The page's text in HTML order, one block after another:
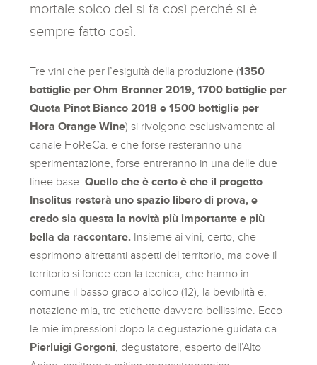
mortale solco del si fa così perché si è
sempre fatto così.
Tre vini che per l’esiguità della produzione (1350
bottiglie per Ohm Bronner 2019, 1700 bottiglie per
Quota Pinot Bianco 2018 e 1500 bottiglie per
Hora Orange Wine) si rivolgono esclusivamente al
canale HoReCa. e che forse resteranno una
sperimentazione, forse entreranno in una delle due
linee base.Quello che è certo è che il progetto
Insolitus resterà uno spazio libero di prova, e
credo sia questa la novità più importante e più
bella da raccontare. Insieme ai vini, certo, che
esprimono altrettanti aspetti del territorio, ma dove il
territorio si fonde con la tecnica, che hanno in
comune il basso grado alcolico (12), la bevibilità e,
notazione mia, tre etichette davvero bellissime. Ecco
le mie impressioni dopo la degustazione guidata da
Pierluigi Gorgoni , degustatore, esperto dell’Alto